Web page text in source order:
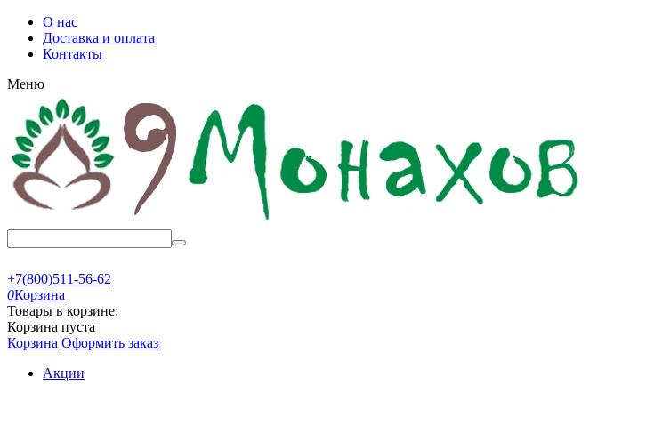
О нас
Доставка и оплата
Контакты
Меню
+7(800)511-56-62
0Корзина
Товары в корзине:
Корзина пуста
Корзина Оформить заказ
Акции